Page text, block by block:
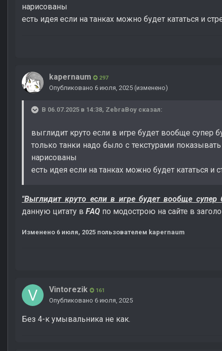
нарисованы
есть идея если на танках можно будет кататься и
kapernaum 297
Опубликовано 6 июля, 2025 (изменено)
В 06.07.2025 в 14:38, ZebraBoy сказал:
выглидит круто если в игре будет вообще супер
только танки надо было с текстурами
нарисованы
есть идея если на танках можно будет кататься и
"Выглидит круто если в игре будет вообще супер
данную цитату в FAQ по модострою на сайте в
Изменено 6 июля, 2025 пользователем kapernaum
Vintorezik 161
Опубликовано 6 июля, 2025
Без 4-к умывальника не как.